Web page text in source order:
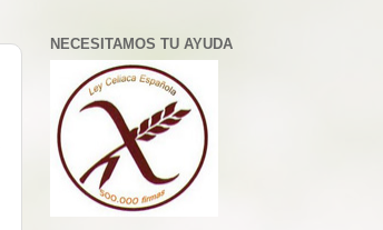
NECESITAMOS TU AYUDA